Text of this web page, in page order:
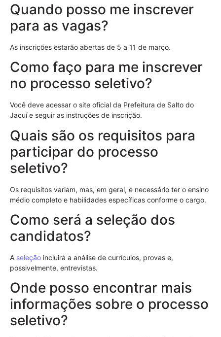
Quando posso me inscrever
para as vagas?
As inscrições estarão abertas de 5 a 11 de março.
Como faço para me inscrever
no processo seletivo?
Você deve acessar o site oficial da Prefeitura de Salto do
Jacuí e seguir as instruções de inscrição.
Quais são os requisitos para
participar do processo
seletivo?
Os requisitos variam, mas, em geral, é necessário ter o ensino
médio completo e habilidades específicas conforme o cargo.
Como será a seleção dos
candidatos?
A seleção incluirá a análise de currículos, provas e,
possivelmente, entrevistas.
Onde posso encontrar mais
informações sobre o processo
seletivo?